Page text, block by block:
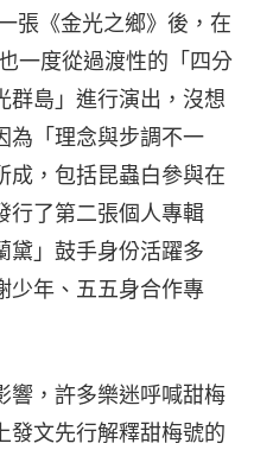
張《金光之鄉》後，在
一度從過渡性的「四分
群島」進行演出，沒想
為「理念與步調不一
成，包括昆蟲白參與在
行了第二張個人專輯
黛」鼓手身份活躍多
少年、五五身合作專
響，許多樂迷呼喊甜梅
發文先行解釋甜梅號的